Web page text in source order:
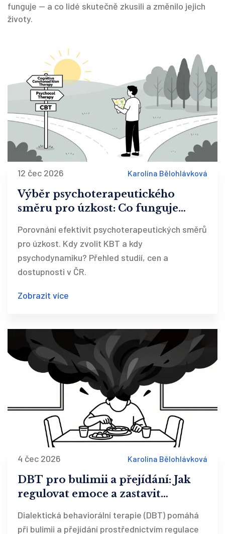
funguje — a co lidé skutečně zkusili a změnilo jejich
životy.
12 čec 2026 Karolína Bělohlávková
Výběr psychoterapeutického
směru pro úzkost: Co funguje
Porovnání efektivit psychoterapeutických směrů
pro úzkost. Kdy zvolit KBT a kdy
psychodynamiku? Přehled studií, cen a
dostupnosti v ČR.
Zobrazit více
4 čec 2026 Karolína Bělohlávková
DBT pro bulimii a přejídání: Jak
regulovat emoce a zastavit
Dialektická behaviorální terapie (DBT) pomáhá
při bulimii a přejídání prostřednictvím regulace